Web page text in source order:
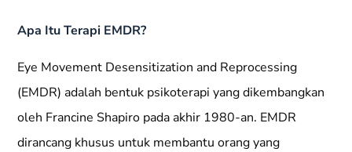
Apa Itu Terapi EMDR?
Eye Movement Desensitization and Reprocessing
(EMDR) adalah bentuk psikoterapi yang dikembangkan
oleh Francine Shapiro pada akhir 1980-an. EMDR
dirancang khusus untuk membantu orang yang